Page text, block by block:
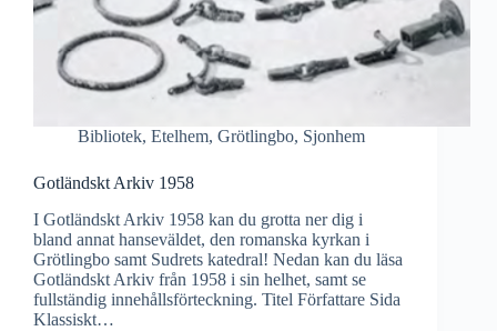
Bibliotek, Etelhem, Grötlingbo, Sjonhem
Gotländskt Arkiv 1958
I Gotländskt Arkiv 1958 kan du grotta ner dig i
bland annat hanseväldet, den romanska kyrkan i
Grötlingbo samt Sudrets katedral! Nedan kan du läsa
Gotländskt Arkiv från 1958 i sin helhet, samt se
fullständig innehållsförteckning. Titel Författare Sida
Klassiskt…